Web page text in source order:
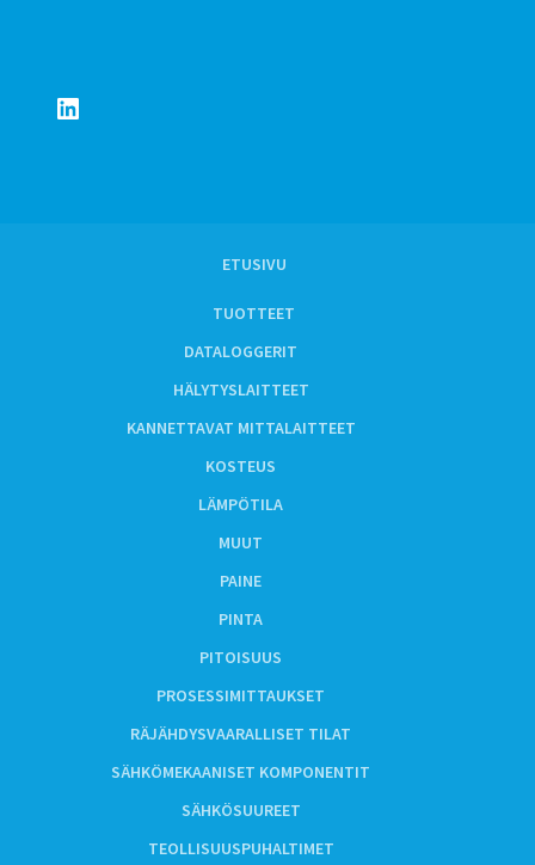
LinkedIn
ETUSIVU
TUOTTEET
DATALOGGERIT
HÄLYTYSLAITTEET
KANNETTAVAT MITTALAITTEET
KOSTEUS
LÄMPÖTILA
MUUT
PAINE
PINTA
PITOISUUS
PROSESSIMITTAUKSET
RÄJÄHDYSVAARALLISET TILAT
SÄHKÖMEKAANISET KOMPONENTIT
SÄHKÖSUUREET
TEOLLISUUSPUHALTIMET